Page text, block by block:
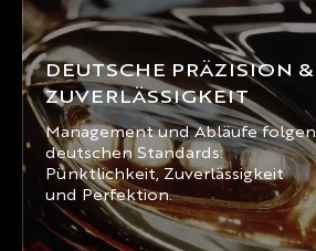
DEUTSCHE PRÄZISION &
ZUVERLÄSSIGKEIT
Management und Abläufe folgen
deutschen Standards:
Pünktlichkeit, Zuverlässigkeit
und Perfektion.